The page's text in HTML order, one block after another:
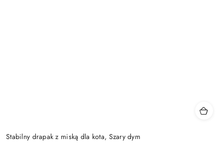
Stabilny drapak z miską dla kota, Szary dym